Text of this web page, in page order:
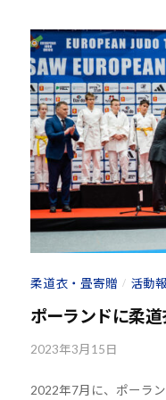
j
u
d
o
s
@
b
O
z
J
H
柔道衣・畳寄贈 / 活動
ポーランドに柔
2023年3月15日
k
2022年7月に、ポーラ